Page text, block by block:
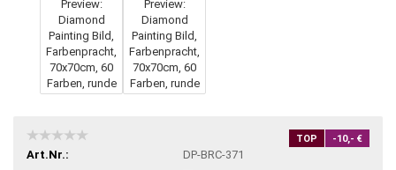
TOP -10,- €
Art.Nr.:
DP-BRC-371